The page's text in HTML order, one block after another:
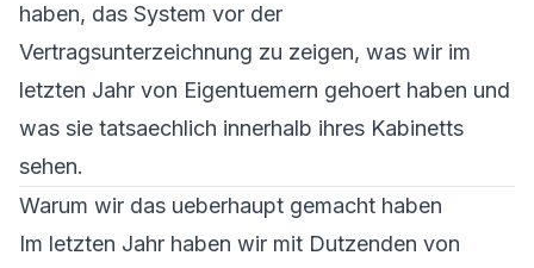
haben, das System vor der
Vertragsunterzeichnung zu zeigen, was wir im
letzten Jahr von Eigentuemern gehoert haben und
was sie tatsaechlich innerhalb ihres Kabinetts
sehen.
Warum wir das ueberhaupt gemacht haben
Im letzten Jahr haben wir mit Dutzenden von